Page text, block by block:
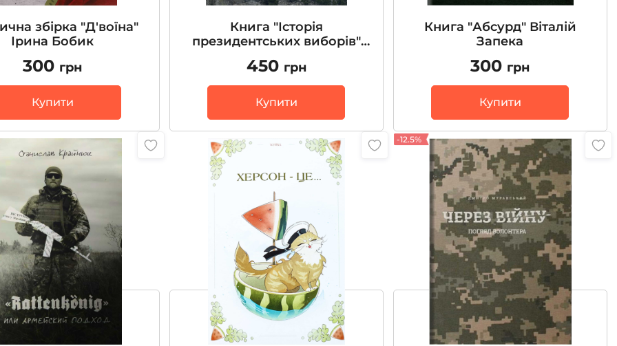
збірка "Д'воїна"
Ірина Бобик
300 грн
Купити
Книга "Історія
президентських виборів"
450 грн
Купити
Книга "Абсурд" Віталій
Запека
300 грн
Купити
-12.5%